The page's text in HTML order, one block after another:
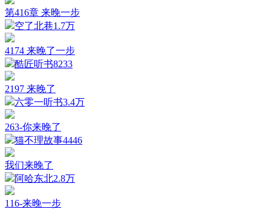
第416章 来晚一步
空了北巷1.7万
4174 来晚了一步
酷匠听书8233
2197 来晚了
六零一听书3.4万
263-你来晚了
猫不理故事4446
我们来晚了
阿哈东北2.8万
116-来晚一步